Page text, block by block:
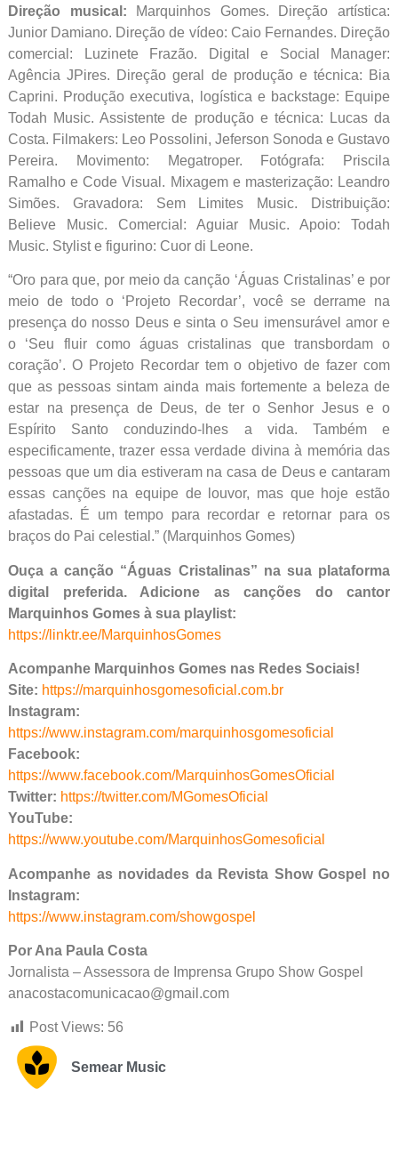
Direção musical: Marquinhos Gomes. Direção artística:
Junior Damiano. Direção de vídeo: Caio Fernandes. Direção
comercial: Luzinete Frazão. Digital e Social Manager:
Agência JPires. Direção geral de produção e técnica: Bia
Caprini. Produção executiva, logística e backstage: Equipe
Todah Music. Assistente de produção e técnica: Lucas da
Costa. Filmakers: Leo Possolini, Jeferson Sonoda e Gustavo
Pereira. Movimento: Megatroper. Fotógrafa: Priscila
Ramalho e Code Visual. Mixagem e masterização: Leandro
Simões. Gravadora: Sem Limites Music. Distribuição:
Believe Music. Comercial: Aguiar Music. Apoio: Todah
Music. Stylist e figurino: Cuor di Leone.
“Oro para que, por meio da canção ‘Águas Cristalinas’ e por
meio de todo o ‘Projeto Recordar’, você se derrame na
presença do nosso Deus e sinta o Seu imensurável amor e
o ‘Seu fluir como águas cristalinas que transbordam o
coração’. O Projeto Recordar tem o objetivo de fazer com
que as pessoas sintam ainda mais fortemente a beleza de
estar na presença de Deus, de ter o Senhor Jesus e o
Espírito Santo conduzindo-lhes a vida. Também e
especificamente, trazer essa verdade divina à memória das
pessoas que um dia estiveram na casa de Deus e cantaram
essas canções na equipe de louvor, mas que hoje estão
afastadas. É um tempo para recordar e retornar para os
braços do Pai celestial.” (Marquinhos Gomes)
Ouça a canção “Águas Cristalinas” na sua plataforma
digital preferida. Adicione as canções do cantor
Marquinhos Gomes à sua playlist:
https://linktr.ee/MarquinhosGomes
Acompanhe Marquinhos Gomes nas Redes Sociais!
Site: https://marquinhosgomesoficial.com.br
Instagram:
https://www.instagram.com/marquinhosgomesoficial
Facebook:
https://www.facebook.com/MarquinhosGomesOficial
Twitter: https://twitter.com/MGomesOficial
YouTube:
https://www.youtube.com/MarquinhosGomesoficial
Acompanhe as novidades da Revista Show Gospel no
Instagram:
https://www.instagram.com/showgospel
Por Ana Paula Costa
Jornalista – Assessora de Imprensa Grupo Show Gospel
anacostacomunicacao@gmail.com
Post Views: 56
Semear Music